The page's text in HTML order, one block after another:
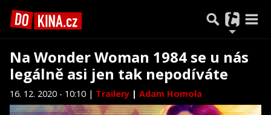
Na Wonder Woman 1984 se u nás
legálně asi jen tak nepodíváte
16. 12. 2020 - 10:10 | Trailery | Adam Homola